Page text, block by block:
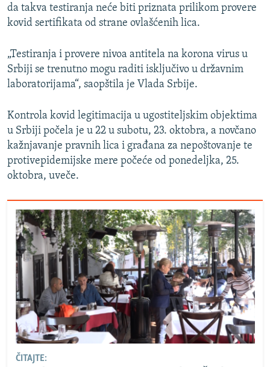
NASTANAK I RASPAD JUGOSLAVIJE
da takva testiranja neće biti priznata prilikom provere
kovid sertifikata od strane ovlašćenih lica.
„Testiranja i provere nivoa antitela na korona virus u
Srbiji se trenutno mogu raditi isključivo u državnim
laboratorijama“, saopštila je Vlada Srbije.
Kontrola kovid legitimacija u ugostiteljskim objektima
u Srbiji počela je u 22 u subotu, 23. oktobra, a novčano
kažnjavanje pravnih lica i građana za nepoštovanje te
protivepidemijske mere počeće od ponedeljka, 25.
oktobra, uveče.
ČITAJTE: